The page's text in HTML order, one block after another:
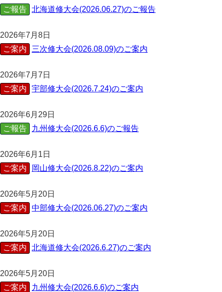
ご報告 北海道修大会(2026.06.27)のご報告
2026年7月8日
ご案内
三次修大会(2026.08.09)のご案内
2026年7月7日
ご案内
宇部修大会(2026.7.24)のご案内
2026年6月29日
ご報告
九州修大会(2026.6.6)のご報告
2026年6月1日
ご案内
岡山修大会(2026.8.22)のご案内
2026年5月20日
ご案内
中部修大会(2026.06.27)のご案内
2026年5月20日
ご案内
北海道修大会(2026.6.27)のご案内
2026年5月20日
ご案内
九州修大会(2026.6.6)のご案内